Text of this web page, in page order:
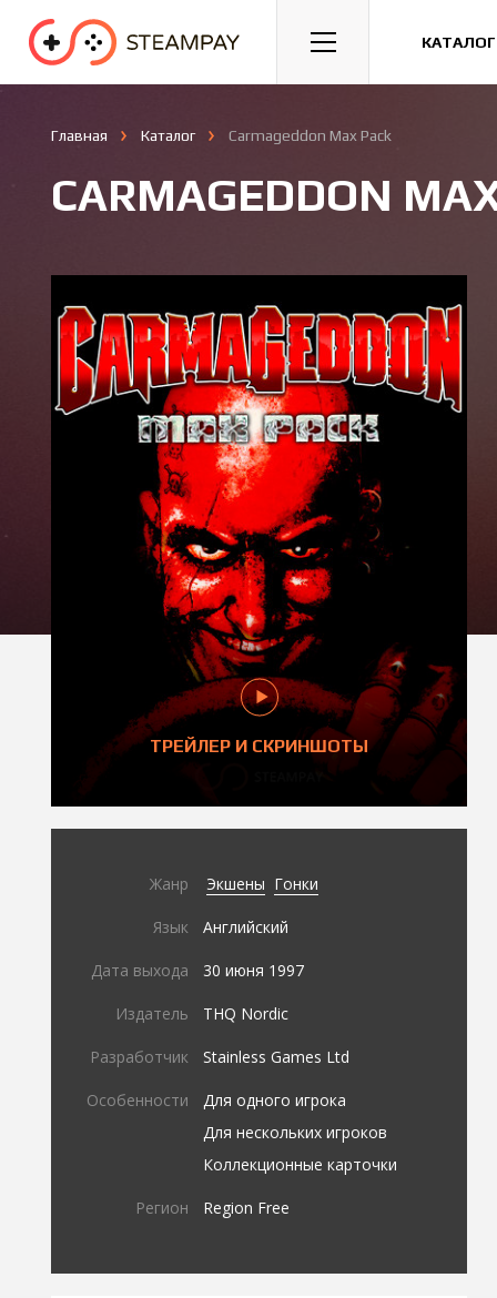
Спорт Гонки Казуальные
Главная Каталог Carmageddon Max Pack
CARMAGEDDON
ТРЕЙЛЕР И СКРИНШОТЫ
Жанр Экшены Гонки
Язык Английский
Дата выхода 30 июня 1997
Издатель THQ Nordic
Разработчик Stainless Games Ltd
Особенности
Для одного игрока
Для нескольких игроков
Коллекционные карточки
Регион Region Free